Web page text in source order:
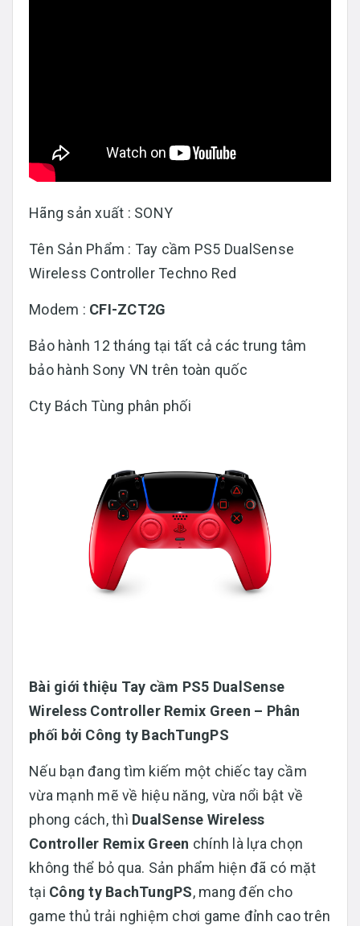
Hãng sản xuất : SONY
Tên Sản Phẩm : Tay cầm PS5 DualSense
Wireless Controller Techno Red
Modem : CFI-ZCT2G
Bảo hành 12 tháng tại tất cả các trung tâm
bảo hành Sony VN trên toàn quốc
Cty Bách Tùng phân phối
Bài giới thiệu Tay cầm PS5 DualSense
Wireless Controller Remix Green – Phân
phối bởi Công ty BachTungPS
Nếu bạn đang tìm kiếm một chiếc tay cầm
vừa mạnh mẽ về hiệu năng, vừa nổi bật về
phong cách, thì DualSense Wireless
Controller Remix Green chính là lựa chọn
không thể bỏ qua. Sản phẩm hiện đã có mặt
tại Công ty BachTungPS, mang đến cho
game thủ trải nghiệm chơi game đỉnh cao trên